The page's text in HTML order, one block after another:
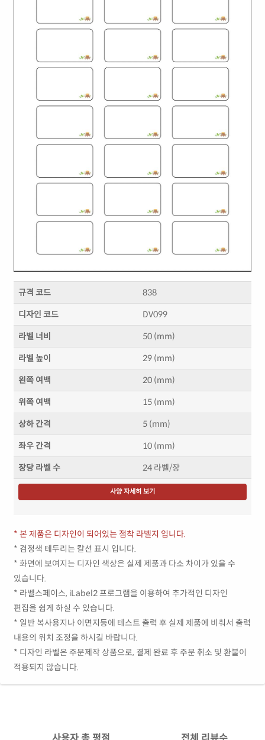
규격 코드 838
디자인 코드 DV099
라벨 너비 50 (mm)
라벨 높이 29 (mm)
왼쪽 여백 20 (mm)
위쪽 여백 15 (mm)
상하 간격 5 (mm)
좌우 간격 10 (mm)
장당 라벨 수 24 라벨/장
사양 자세히 보기
* 본 제품은 디자인이 되어있는 점착 라벨지 입니다.
* 검정색 테두리는 칼선 표시 입니다.
* 화면에 보여지는 디자인 색상은 실제 제품과 다소 차이가 있을 수
있습니다.
* 라벨스페이스, iLabel2 프로그램을 이용하여 추가적인 디자인
편집을 쉽게 하실 수 있습니다.
* 일반 복사용지나 이면지등에 테스트 출력 후 실제 제품에 비춰서 출력
내용의 위치 조정을 하시길 바랍니다.
* 디자인 라벨은 주문제작 상품으로, 결제 완료 후 주문 취소 및 환불이
적용되지 않습니다.